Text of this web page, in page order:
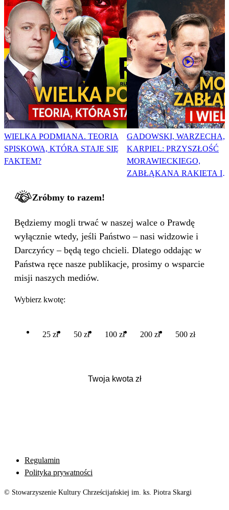
WIELKA PODMIANA. TEORIA
SPISKOWA, KTÓRA STAJE SIĘ
FAKTEM?
GADOWSKI, WARZECHA,
KARPIEL: PRZYSZŁOŚĆ
MORAWIECKIEGO,
ZABŁĄKANA RAKIETA I
Zróbmy to razem!
Będziemy mogli trwać w naszej walce o Prawdę
wyłącznie wtedy, jeśli Państwo – nasi widzowie i
Darczyńcy – będą tego chcieli. Dlatego oddając w
Państwa ręce nasze publikacje, prosimy o wsparcie
misji naszych mediów.
Wybierz kwotę:
25 zł 50 zł 100 zł 200 zł 500 zł
Regulamin
Polityka prywatności
© Stowarzyszenie Kultury Chrześcijańskiej im. ks. Piotra Skargi